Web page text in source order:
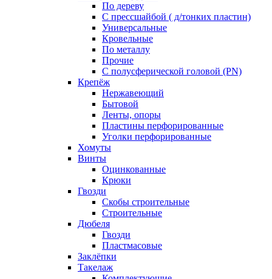
По дереву
С прессшайбой ( д/тонких пластин)
Универсальные
Кровельные
По металлу
Прочие
С полусферической головой (PN)
Крепёж
Нержавеющий
Бытовой
Ленты, опоры
Пластины перфорированные
Уголки перфорированные
Хомуты
Винты
Оцинкованные
Крюки
Гвозди
Скобы строительные
Строительные
Дюбеля
Гвозди
Пластмасовые
Заклёпки
Такелаж